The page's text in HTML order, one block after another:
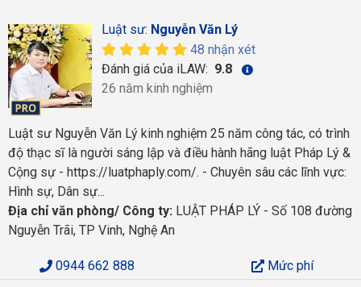
Luật sư: Nguyễn Văn Lý
48 nhận xét
Đánh giá của iLAW: 9.8
26 năm kinh nghiệm
Luật sư Nguyễn Văn Lý kinh nghiệm 25 năm công tác, có trình
độ thạc sĩ là người sáng lập và điều hành hãng luật Pháp Lý &
Cộng sự - https://luatphaply.com/. - Chuyên sâu các lĩnh vực:
Hình sự, Dân sự...
Địa chỉ văn phòng/ Công ty: LUẬT PHÁP LÝ - Số 108 đường
Nguyễn Trãi, TP Vinh, Nghệ An
0944 662 888
Mức phí